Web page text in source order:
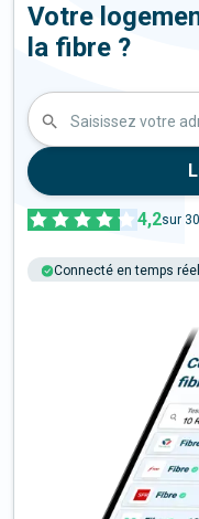
Votre
la fibre ?
Saisissez votre
4,2sur
Connecté en temps